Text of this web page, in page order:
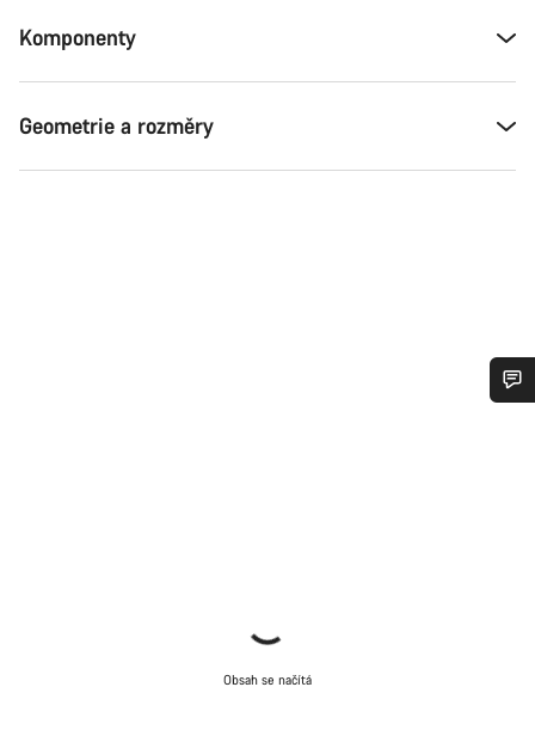
Komponenty
Geometrie a rozměry
Obsah se načítá
Zavřít